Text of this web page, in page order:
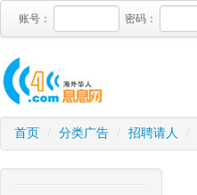
账号： 密码：
首页 / 分类广告 / 招聘请人 /